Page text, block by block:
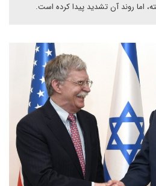
اما روند آن تشدید پیدا کرده است.